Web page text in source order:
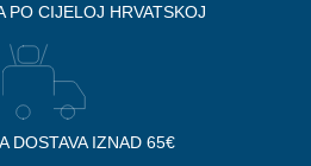
PO CIJELOJ HRVATSKOJ
DOSTAVA IZNAD 65€